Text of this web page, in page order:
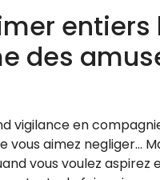
entiers
des
vigilance en
vous aimez negliger…
vous voulez aspirez